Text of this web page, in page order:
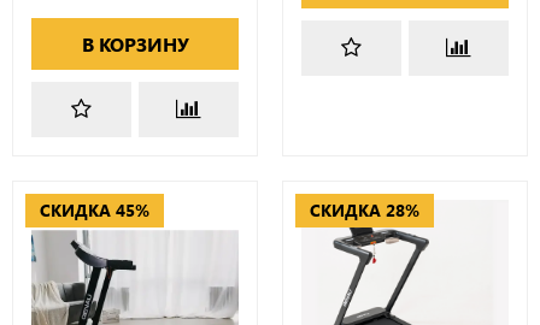
В КОРЗИНУ
СКИДКА 45% СКИДКА 28%